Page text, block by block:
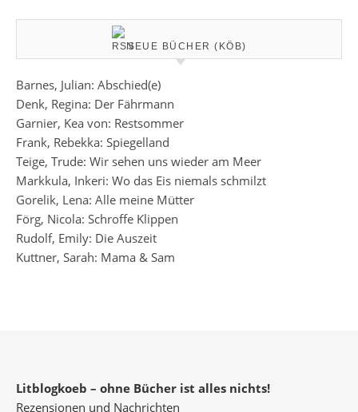
NEUE BÜCHER (KÖB)
Barnes, Julian: Abschied(e)
Denk, Regina: Der Fährmann
Garnier, Kea von: Restsommer
Frank, Rebekka: Spiegelland
Teige, Trude: Wir sehen uns wieder am Meer
Markkula, Inkeri: Wo das Eis niemals schmilzt
Gorelik, Lena: Alle meine Mütter
Förg, Nicola: Schroffe Klippen
Rudolf, Emily: Die Auszeit
Kuttner, Sarah: Mama & Sam
Litblogkoeb – ohne Bücher ist alles nichts!
Rezensionen und Nachrichten